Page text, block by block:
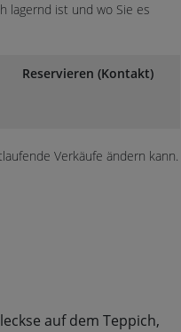
lagernd ist und wo Sie es
Reservieren (Kontakt)
Verkäufe ändern kann.
auf dem Teppich,